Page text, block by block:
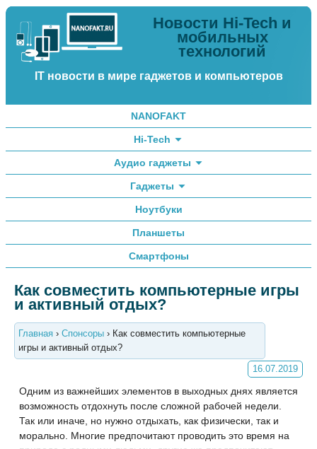
Новости Hi-Tech и
мобильных
технологий
IT новости в мире гаджетов и компьютеров
NANOFAKT
Hi-Tech
Аудио гаджеты
Гаджеты
Ноутбуки
Планшеты
Смартфоны
Как совместить компьютерные игры
и активный отдых?
Главная › Спонсоры › Как совместить компьютерные
игры и активный отдых?
16.07.2019
Одним из важнейших элементов в выходных днях является
возможность отдохнуть после сложной рабочей недели.
Так или иначе, но нужно отдыхать, как физически, так и
морально. Многие предпочитают проводить это время на